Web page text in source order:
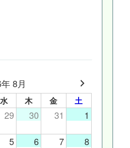
8月
水 木 金 土
29 30 31 1
5 6 7 8